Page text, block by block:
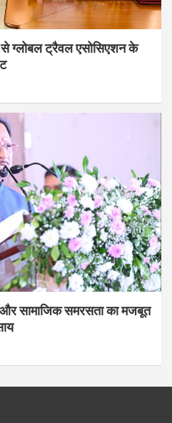
से ग्लोबल ट्रैवल एसोसिएशन के
सामाजिक समरसता का मजबूत